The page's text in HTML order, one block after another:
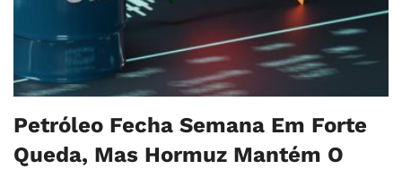
Petróleo Fecha Semana Em Forte
Queda, Mas Hormuz Mantém O